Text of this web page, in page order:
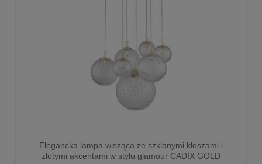
Elegancka lampa wisząca ze szklanymi kloszami i
złotymi akcentami w stylu glamour CADIX GOLD